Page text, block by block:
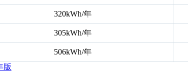
320kWh/年
305kWh/年
506kWh/年
版